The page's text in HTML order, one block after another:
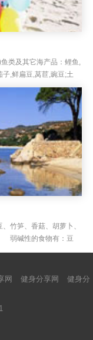
类及其它海产品：鲤鱼,
,鲜扁豆,莴苣,豌豆;土
竹笋、香菇、胡萝卜、
弱碱性的食物有：豆
葱、茄子、南瓜、黄...
网 健身分享网
健身分